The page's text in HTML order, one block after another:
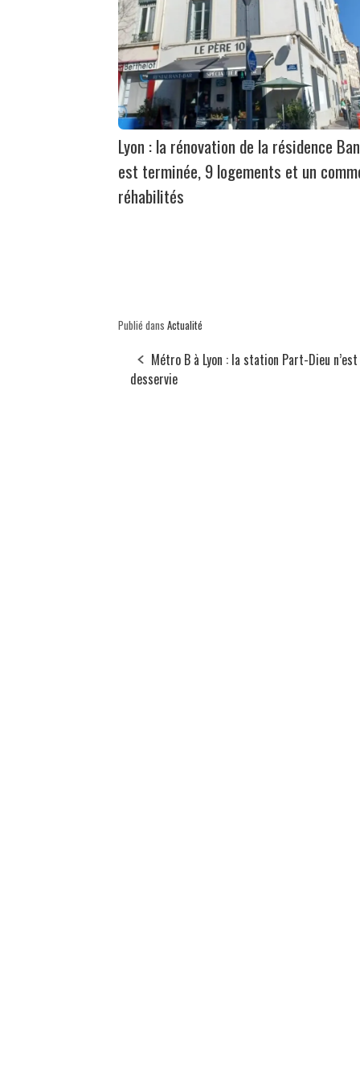
Lyon : la rénovation de la résidence
est terminée, 9 logements et un
réhabilités
Publié dans Actualité
Métro B à Lyon : la station Part-Dieu
desservie